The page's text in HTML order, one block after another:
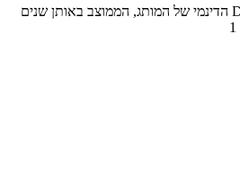
דגם ליבה שמגדיר את ה-DNA הדינמי של המותג, הממוצב באותן שנים